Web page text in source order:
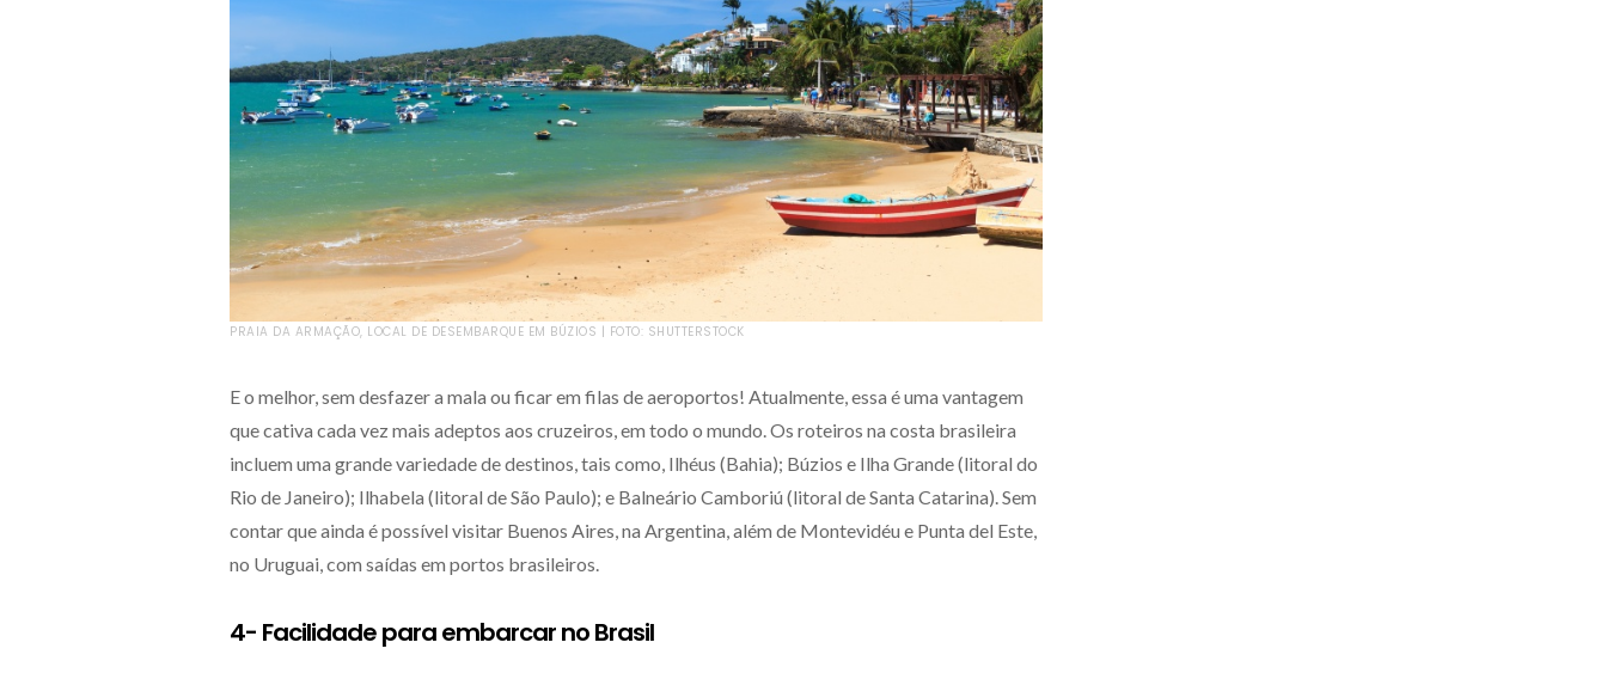
PRAIA DA ARMAÇÃO, LOCAL DE DESEMBARQUE EM BÚZIOS | FOTO: SHUTTERSTOCK
E o melhor, sem desfazer a mala ou ficar em filas de aeroportos! Atualmente, essa é uma vantagem
que cativa cada vez mais adeptos aos cruzeiros, em todo o mundo. Os roteiros na costa brasileira
incluem uma grande variedade de destinos, tais como, Ilhéus (Bahia); Búzios e Ilha Grande (litoral do
Rio de Janeiro); Ilhabela (litoral de São Paulo); e Balneário Camboriú (litoral de Santa Catarina). Sem
contar que ainda é possível visitar Buenos Aires, na Argentina, além de Montevidéu e Punta del Este,
no Uruguai, com saídas em portos brasileiros.
4- Facilidade para embarcar no Brasil